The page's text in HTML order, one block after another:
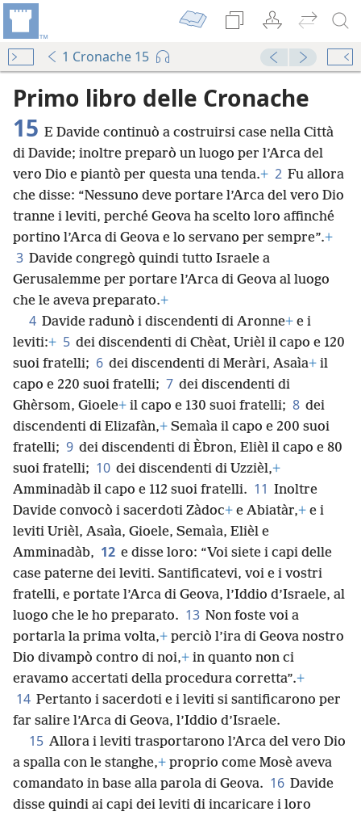
1 Cronache 15
Primo libro delle Cronache
15 E Davide continuò a costruirsi case nella Città
di Davide; inoltre preparò un luogo per l’Arca del
vero Dio e piantò per questa una tenda.+ 2 Fu allora
che disse: “Nessuno deve portare l’Arca del vero Dio
tranne i leviti, perché Geova ha scelto loro affinché
portino l’Arca di Geova e lo servano per sempre”.
3 Davide congregò quindi tutto Israele a
Gerusalemme per portare l’Arca di Geova al luogo
che le aveva preparato.+
4 Davide radunò i discendenti di Aronne+e i
leviti:+ 5 dei discendenti di Chèat, Urièl il capo e 120
suoi fratelli; 6 dei discendenti di Meràri, Asaìa
capo e 220 suoi fratelli; 7 dei discendenti di
Ghèrsom, Gioele+il capo e 130 suoi fratelli; 8 dei
discendenti di Elizafàn,+Semaìa il capo e 200 suoi
fratelli; 9 dei discendenti di Èbron, Elièl il capo e 80
suoi fratelli; 10 dei discendenti di Uzzièl, +
Amminadàb il capo e 112 suoi fratelli. 11 Inoltre
Davide convocò i sacerdoti Zàdoc+e Abiatàr,
leviti Urièl, Asaìa, Gioele, Semaìa, Elièl e
Amminadàb, 12 e disse loro: “Voi siete i capi delle
case paterne dei leviti. Santificatevi, voi e i vostri
fratelli, e portate l’Arca di Geova, l’Iddio d’Israele, al
luogo che le ho preparato. 13 Non foste voi a
portarla la prima volta,+perciò l’ira di Geova nostro
Dio divampò contro di noi,+in quanto non ci
eravamo accertati della procedura corretta”.+
14 Pertanto i sacerdoti e i leviti si santificarono per
far salire l’Arca di Geova, l’Iddio d’Israele.
15 Allora i leviti trasportarono l’Arca del vero Dio
a spalla con le stanghe, +proprio come Mosè aveva
comandato in base alla parola di Geova. 16 Davide